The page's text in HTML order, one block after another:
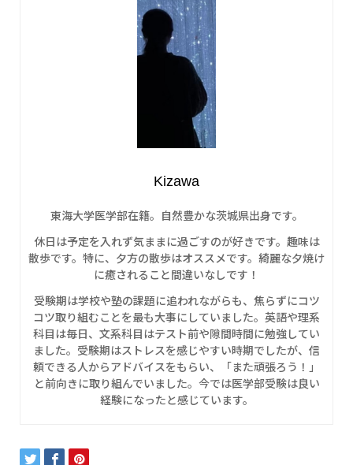
Kizawa
東海大学医学部在籍。自然豊かな茨城県出身です。
休日は予定を入れず気ままに過ごすのが好きです。趣味は
散歩です。特に、夕方の散歩はオススメです。綺麗な夕焼け
に癒されること間違いなしです！
受験期は学校や塾の課題に追われながらも、焦らずにコツ
コツ取り組むことを最も大事にしていました。英語や理系
科目は毎日、文系科目はテスト前や隙間時間に勉強してい
ました。受験期はストレスを感じやすい時期でしたが、信
頼できる人からアドバイスをもらい、「また頑張ろう！」
と前向きに取り組んでいました。今では医学部受験は良い
経験になったと感じています。